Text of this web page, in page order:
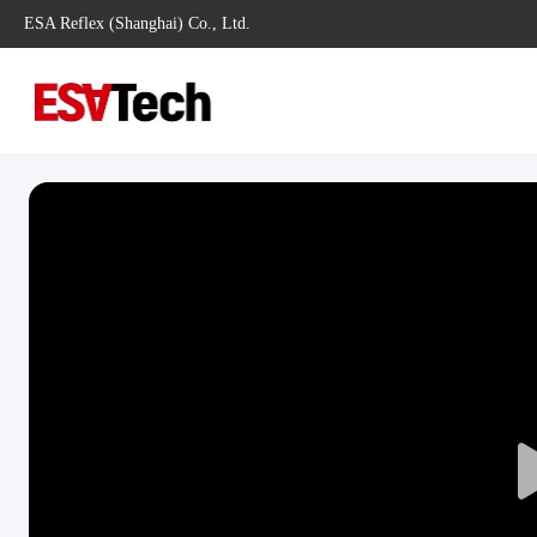
ESA Reflex (Shanghai) Co., Ltd.